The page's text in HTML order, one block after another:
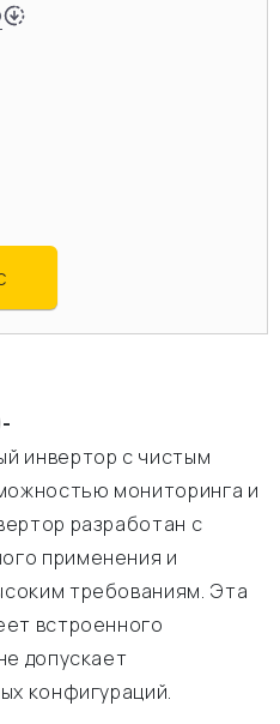
инвертор с чистым
мониторинга и
разработан с
применения и
требованиям. Эта
встроенного
допускает
конфигураций.